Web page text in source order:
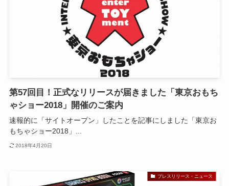
第57回目！正式なリリースが届きました「東京おもち
ゃショー2018」開催のご案内
速報的に「サイトオープン」したことを記事にしました「東京お
もちゃショー2018」...
2018年4月20日
プレスリリース・ニュース